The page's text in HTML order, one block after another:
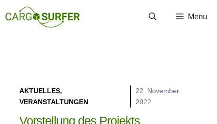
Inhalt
Menu
AKTUELLES,
VERANSTALTUNGEN
22. November
2022
Vorstellung des Projekts